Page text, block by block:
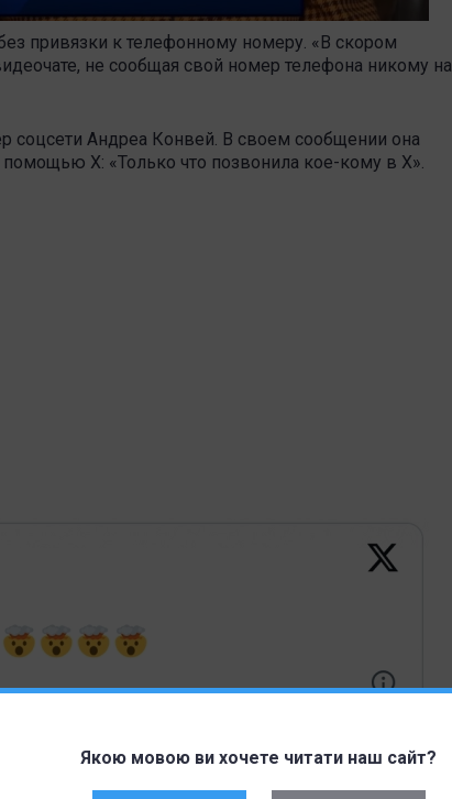
Якою мовою ви хочете читати наш сайт?
привязки к телефонному номеру. «В скором
не сообщая свой номер телефона никому на
Андреа Конвей. В своем сообщении она
X: «Только что позвонила кое-кому в X».